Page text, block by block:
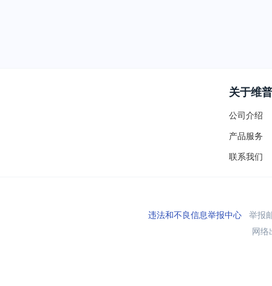
关于维普
公司介绍
产品服务
联系我们
违法和不良信息举报中心举报
网